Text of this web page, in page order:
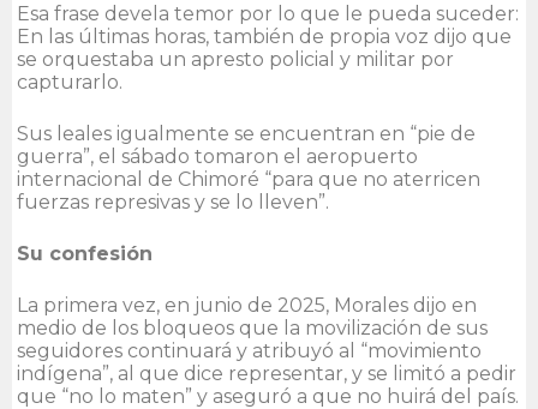
Esa frase devela temor por lo que le pueda suceder:
En las últimas horas, también de propia voz dijo que
se orquestaba un apresto policial y militar por
capturarlo.
Sus leales igualmente se encuentran en “pie de
guerra”, el sábado tomaron el aeropuerto
internacional de Chimoré “para que no aterricen
fuerzas represivas y se lo lleven”.
Su confesión
La primera vez, en junio de 2025, Morales dijo en
medio de los bloqueos que la movilización de sus
seguidores continuará y atribuyó al “movimiento
indígena”, al que dice representar, y se limitó a pedir
que “no lo maten” y aseguró a que no huirá del país.